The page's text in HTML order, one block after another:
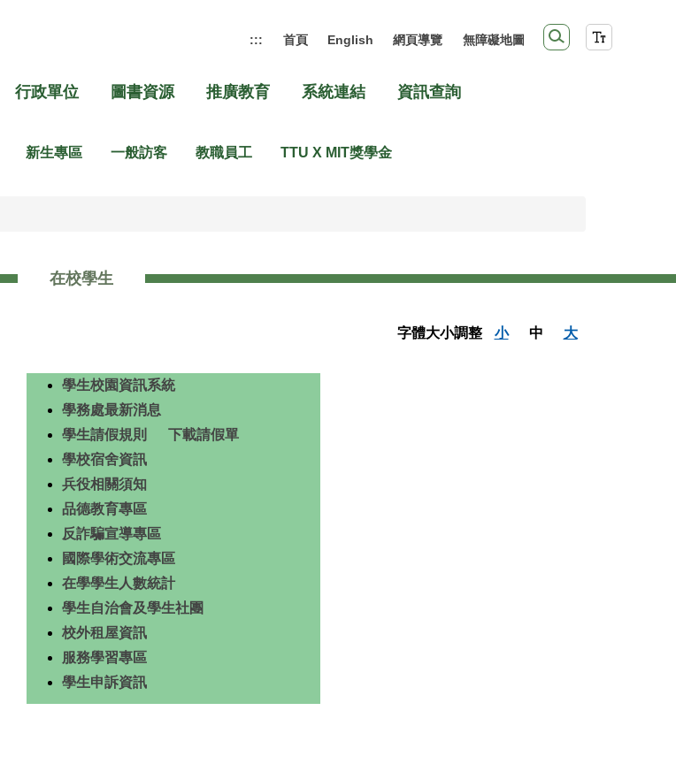
行政單位 圖書資源 推廣教育 系統連結 資訊查詢
::: 首頁 English 網頁導覽 無障礙地圖
新生專區 一般訪客 教職員工 TTU X MIT獎學金
在校學生
字體大小調整 小 中 大
學生校園資訊系統
學務處最新消息
學生請假規則
下載請假單
學校宿舍資訊
兵役相關須知
品德教育專區
反詐騙宣導專區
國際學術交流專區
在學學生人數統計
學生自治會及學生社團
校外租屋資訊
服務學習專區
學生申訴資訊